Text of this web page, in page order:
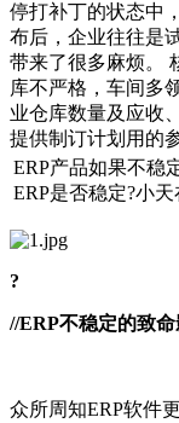
停打补丁的状态中
布后，企业往往是
带来了很多麻烦。
库不严格，车间多
业仓库数量及应收
提供制订计划用的
ERP产品如果不稳
ERP是否稳定?小天
?
//ERP不稳定的致
众所周知ERP软件